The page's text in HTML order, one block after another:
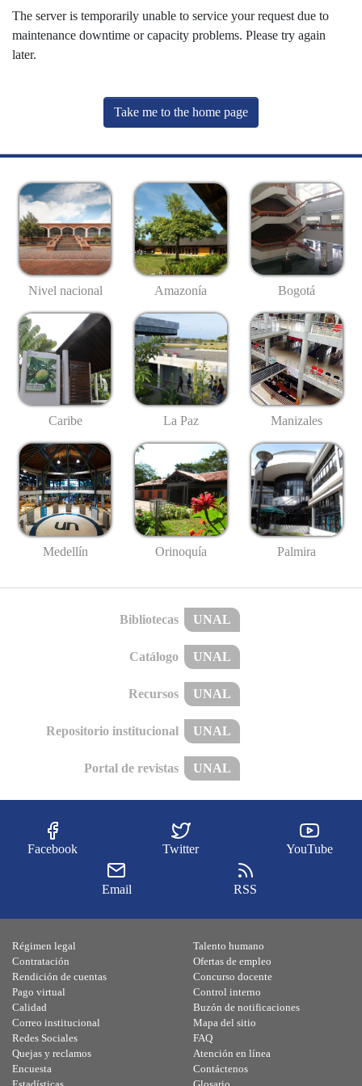
The server is temporarily unable to service your request due to
maintenance downtime or capacity problems. Please try again
later.
Take me to the home page
Nivel nacional Amazonía Bogotá
Caribe La Paz Manizales
Medellín Orinoquía Palmira
Bibliotecas UNAL
Catálogo UNAL
Recursos UNAL
Repositorio institucional UNAL
Portal de revistas UNAL
Facebook Twitter YouTube
Email RSS
Régimen legal
Contratación
Rendición de cuentas
Pago virtual
Calidad
Talento humano
Ofertas de empleo
Concurso docente
Control interno
Buzón de notificaciones
Correo institucional
Redes Sociales
Quejas y reclamos
Encuesta
Mapa del sitio
FAQ
Atención en línea
Contáctenos